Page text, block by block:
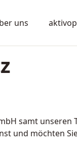
uns
samt
und möchten